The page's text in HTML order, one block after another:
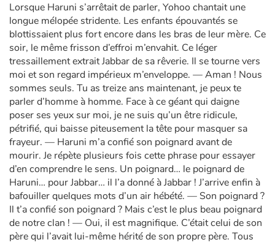
Lorsque Haruni s’arrêtait de parler, Yohoo chantait une
longue mélopée stridente. Les enfants épouvantés se
blottissaient plus fort encore dans les bras de leur mère. Ce
soir, le même frisson d’effroi m’envahit. Ce léger
tressaillement extrait Jabbar de sa rêverie. Il se tourne vers
moi et son regard impérieux m’enveloppe. — Aman ! Nous
sommes seuls. Tu as treize ans maintenant, je peux te
parler d’homme à homme. Face à ce géant qui daigne
poser ses yeux sur moi, je ne suis qu’un être ridicule,
pétrifié, qui baisse piteusement la tête pour masquer sa
frayeur. — Haruni m’a confié son poignard avant de
mourir. Je répète plusieurs fois cette phrase pour essayer
d’en comprendre le sens. Un poignard… le poignard de
Haruni… pour Jabbar… il l’a donné à Jabbar ! J’arrive enfin à
bafouiller quelques mots d’un air hébété. — Son poignard ?
Il t’a confié son poignard ? Mais c’est le plus beau poignard
de notre clan ! — Oui, il est magnifique. C’était celui de son
père qui l’avait lui-même hérité de son propre père. Tous